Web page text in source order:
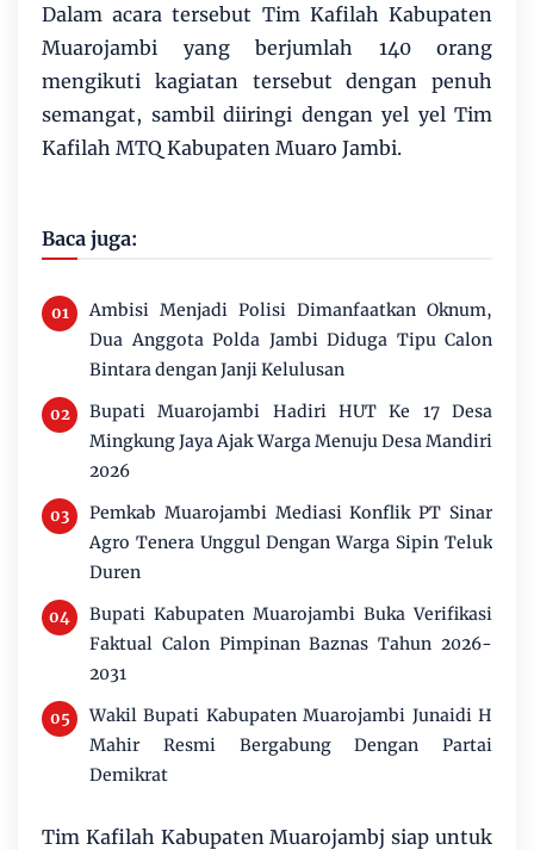
Dalam acara tersebut Tim Kafilah Kabupaten
Muarojambi yang berjumlah 140 orang
mengikuti kagiatan tersebut dengan penuh
semangat, sambil diiringi dengan yel yel Tim
Kafilah MTQ Kabupaten Muaro Jambi.
Baca juga:
Ambisi Menjadi Polisi Dimanfaatkan Oknum,
Dua Anggota Polda Jambi Diduga Tipu Calon
Bintara dengan Janji Kelulusan
Bupati Muarojambi Hadiri HUT Ke 17 Desa
Mingkung Jaya Ajak Warga Menuju Desa Mandiri
2026
Pemkab Muarojambi Mediasi Konflik PT Sinar
Agro Tenera Unggul Dengan Warga Sipin Teluk
Duren
Bupati Kabupaten Muarojambi Buka Verifikasi
Faktual Calon Pimpinan Baznas Tahun 2026-
2031
Wakil Bupati Kabupaten Muarojambi Junaidi H
Mahir Resmi Bergabung Dengan Partai
Demikrat
Tim Kafilah Kabupaten Muarojambj siap untuk